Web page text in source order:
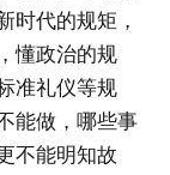
时代的规矩，
懂政治的规
准礼仪等规
能做，哪些事
不能明知故